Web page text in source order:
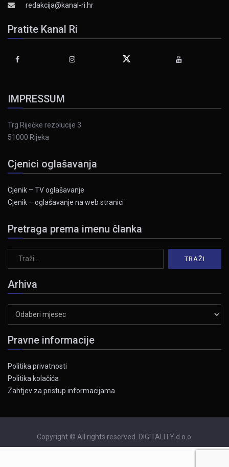
redakcija@kanal-ri.hr
Pratite Kanal Ri
IMPRESSUM
Trg Riječke rezolucije 3
51000 Rijeka
Cjenici oglašavanja
Cjenik – TV oglašavanje
Cjenik – oglašavanje na web stranici
Pretraga prema imenu članka
Arhiva
Pravne informacije
Politika privatnosti
Politika kolačića
Zahtjev za pristup informacijama
Copyright © All rights reserved. DIGITALITY d.o.o.